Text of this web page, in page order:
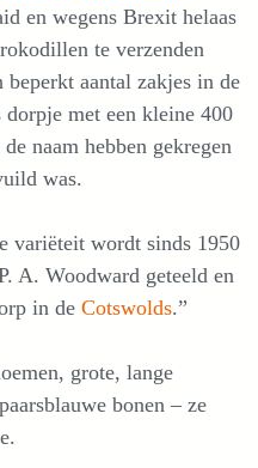
en wegens Brexit helaas
te verzenden
aantal zakjes in de
met een kleine 400
naam hebben gekregen
was.
variëteit wordt sinds 1950
A. Woodward geteeld en
in de Cotswolds.”
grote, lange
bonen – ze